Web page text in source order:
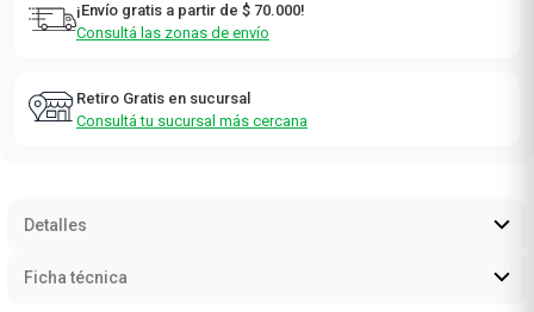
¡Envío gratis a partir de $ 70.000!
Consultá las zonas de envío
Retiro Gratis en sucursal
Consultá tu sucursal más cercana
Detalles
Ficha técnica